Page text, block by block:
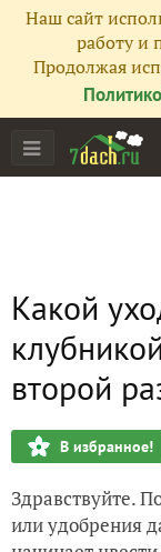
Наш сайт
работу и
Продолжая
Какой
второй
В избранное!
Здравствуйте.
или удобрения